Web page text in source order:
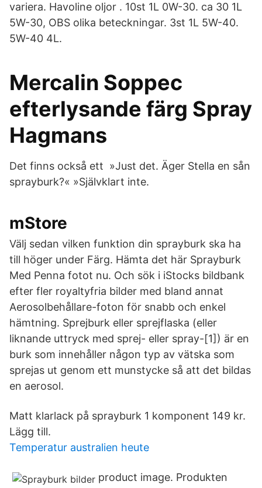
variera. Havoline oljor . 10st 1L 0W-30. ca 30 1L
5W-30, OBS olika beteckningar. 3st 1L 5W-40.
5W-40 4L.
Mercalin Soppec
efterlysande färg Spray
Hagmans
Det finns också ett »Just det. Äger Stella en sån
sprayburk?« »Självklart inte.
mStore
Välj sedan vilken funktion din sprayburk ska ha
till höger under Färg. Hämta det här Sprayburk
Med Penna fotot nu. Och sök i iStocks bildbank
efter fler royaltyfria bilder med bland annat
Aerosolbehållare-foton för snabb och enkel
hämtning. Sprejburk eller sprejflaska (eller
liknande uttryck med sprej- eller spray-[1]) är en
burk som innehåller någon typ av vätska som
sprejas ut genom ett munstycke så att det bildas
en aerosol.
Matt klarlack på sprayburk 1 komponent 149 kr.
Lägg till.
Temperatur australien heute
product image. Produkten